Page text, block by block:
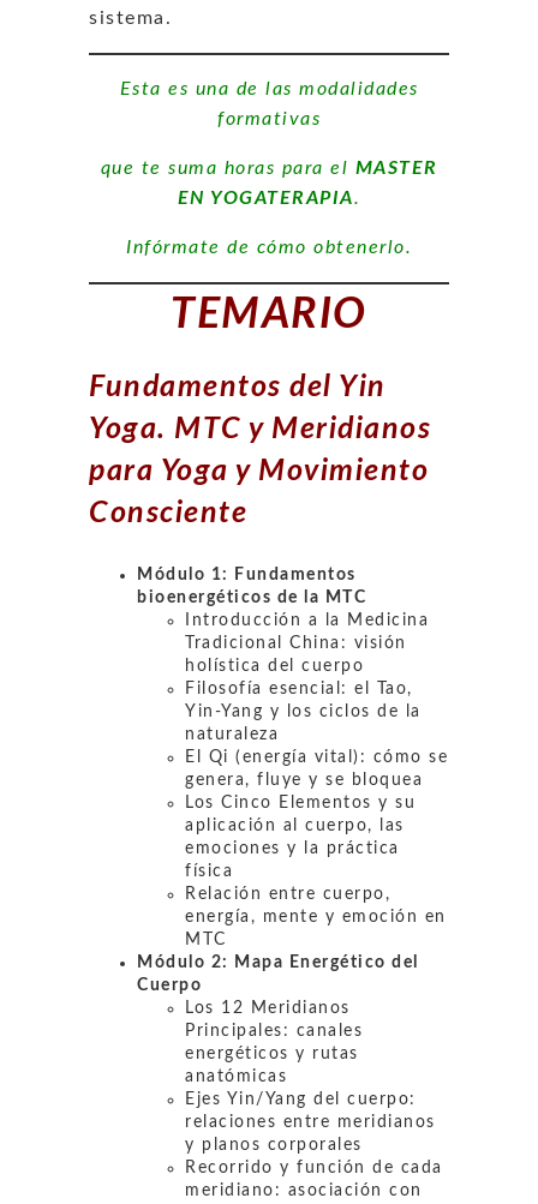
sistema.
Esta es una de las modalidades
formativas
que te suma horas para el MASTER
EN YOGATERAPIA.
Infórmate de cómo obtenerlo.
TEMARIO
Fundamentos del Yin
Yoga. MTC y Meridianos
para Yoga y Movimiento
Consciente
Módulo 1: Fundamentos
bioenergéticos de la MTC
Introducción a la Medicina
Tradicional China: visión
holística del cuerpo
Filosofía esencial: el Tao,
Yin-Yang y los ciclos de la
naturaleza
El Qi (energía vital): cómo se
genera, fluye y se bloquea
Los Cinco Elementos y su
aplicación al cuerpo, las
emociones y la práctica
física
Relación entre cuerpo,
energía, mente y emoción en
MTC
Módulo 2:
Mapa Energético del
Cuerpo
Los 12 Meridianos
Principales: canales
energéticos y rutas
anatómicas
Ejes Yin/Yang del cuerpo:
relaciones entre meridianos
y planos corporales
Recorrido y función de cada
meridiano: asociación con